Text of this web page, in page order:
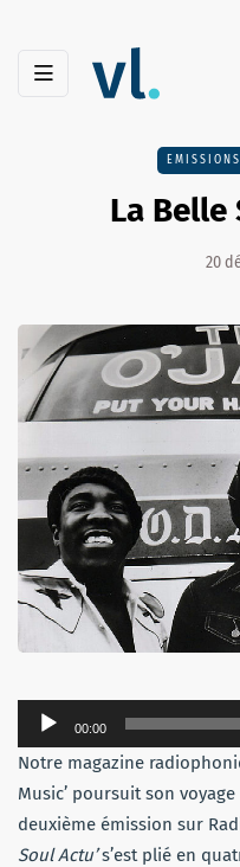
EMISSIONS
La Belle
20
Lecteur
audio
00:00
Notre magazine
Music’ poursuit son voyage
deuxième émission sur
Soul Actu’s’est plié en